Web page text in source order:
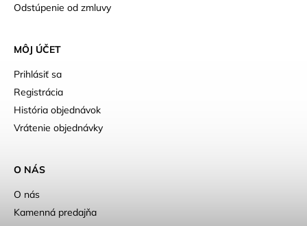
Odstúpenie od zmluvy
MÔJ ÚČET
Prihlásiť sa
Registrácia
História objednávok
Vrátenie objednávky
O NÁS
O nás
Kamenná predajňa